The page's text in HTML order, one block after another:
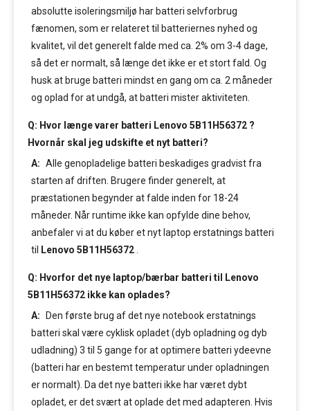
absolutte isoleringsmiljø har batteri selvforbrug
fænomen, som er relateret til batteriernes nyhed og
kvalitet, vil det generelt falde med ca. 2% om 3-4 dage,
så det er normalt, så længe det ikke er et stort fald. Og
husk at bruge batteri mindst en gang om ca. 2 måneder
og oplad for at undgå, at batteri mister aktiviteten.
Q: Hvor længe varer batteri Lenovo 5B11H56372 ?
Hvornår skal jeg udskifte et nyt batteri?
A: Alle genopladelige batteri beskadiges gradvist fra
starten af driften. Brugere finder generelt, at
præstationen begynder at falde inden for 18-24
måneder. Når runtime ikke kan opfylde dine behov,
anbefaler vi at du køber et nyt laptop erstatnings batteri
til
Lenovo 5B11H56372
Q: Hvorfor det nye laptop/bærbar batteri til Lenovo
5B11H56372 ikke kan oplades?
A:
Den første brug af det nye notebook erstatnings
batteri skal være cyklisk opladet (dyb opladning og dyb
udladning) 3 til 5 gange for at optimere batteri ydeevne
(batteri har en bestemt temperatur under opladningen
er normalt). Da det nye batteri ikke har været dybt
opladet, er det svært at oplade det med adapteren. Hvis